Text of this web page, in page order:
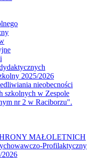
2025/2026
nieobecności
szkolnych w Zespole
nr 2 w Raciborzu".
MAŁOLETNICH
Profilaktyczny
2026